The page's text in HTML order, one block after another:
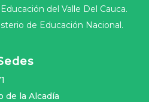
del Valle Del Cauca.
de Educación Nacional.
de la Alcadía